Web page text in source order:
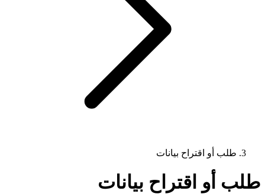
طلب أو اقتراح بيانات
طلب أو اقتراح بيانات